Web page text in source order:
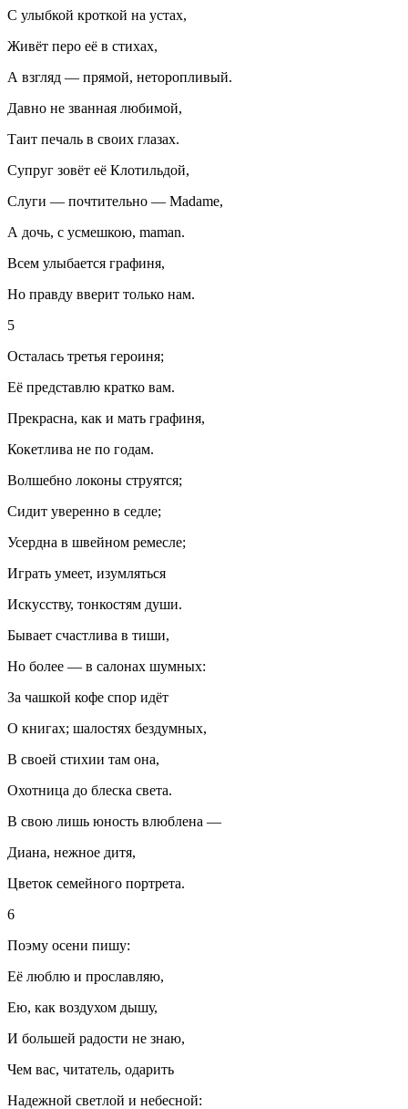
С улыбкой кроткой на устах,
Живёт перо её в стихах,
А взгляд — прямой, неторопливый.
Давно не званная любимой,
Таит печаль в своих глазах.
Супруг зовёт её Клотильдой,
Слуги — почтительно — Madame,
А дочь, с усмешкою, maman.
Всем улыбается графиня,
Но правду вверит только нам.
5
Осталась третья героиня;
Её представлю кратко вам.
Прекрасна, как и мать графиня,
Кокетлива не по годам.
Волшебно локоны струятся;
Сидит уверенно в седле;
Усердна в швейном ремесле;
Играть умеет, изумляться
Искусству, тонкостям души.
Бывает счастлива в тиши,
Но более — в салонах шумных:
За чашкой кофе спор идёт
О книгах; шалостях бездумных,
В своей стихии там она,
Охотница до блеска света.
В свою лишь юность влюблена —
Диана, нежное дитя,
Цветок семейного портрета.
6
Поэму осени пишу:
Её люблю и прославляю,
Ею, как воздухом дышу,
И большей радости не знаю,
Чем вас, читатель, одарить
Надежной светлой и небесной: